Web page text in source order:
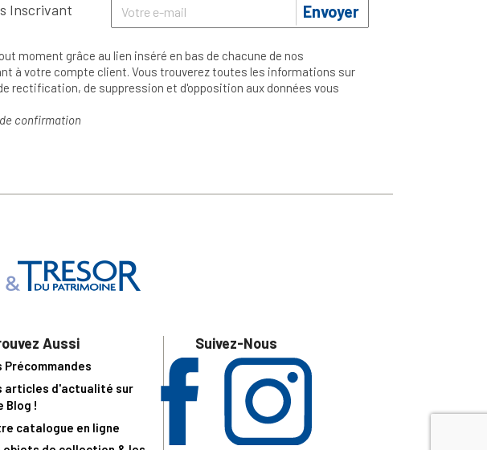
Inscrivant
Envoyer
moment grâce au lien inséré en bas de chacune de nos
à votre compte client. Vous trouverez toutes les informations sur
rectification, de suppression et d'opposition aux données vous
confirmation
Aussi
Précommandes
articles d'actualité sur
Blog !
catalogue en ligne
Suivez-Nous